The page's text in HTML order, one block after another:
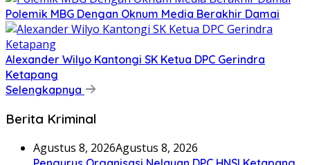
Polemik MBG Dengan Oknum Media Berakhir Damai
Alexander Wilyo Kantongi SK Ketua DPC Gerindra
Ketapang
Selengkapnya
Berita Kriminal
Agustus 8, 2026Agustus 8, 2026